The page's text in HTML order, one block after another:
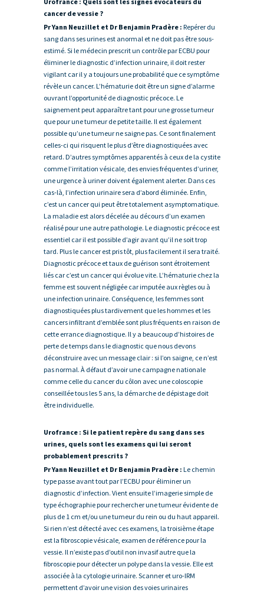
cancer de vessie ?
Pr Yann Neuzillet et Dr Benjamin Pradère : Repérer du
sang dans ses urines est anormal et ne doit pas être sous-
estimé. Si le médecin prescrit un contrôle par ECBU pour
éliminer le diagnostic d’infection urinaire, il doit rester
vigilant car il y a toujours une probabilité que ce symptôme
révèle un cancer. L’hématurie doit être un signe d’alarme
ouvrant l’opportunité de diagnostic précoce. Le
saignement peut apparaître tant pour une grosse tumeur
que pour une tumeur de petite taille. Il est également
possible qu’une tumeur ne saigne pas. Ce sont finalement
celles-ci qui risquent le plus d’être diagnostiquées avec
retard. D’autres symptômes apparentés à ceux de la cystite
comme l’irritation vésicale, des envies fréquentes d’uriner,
une urgence à uriner doivent également alerter. Dans ces
cas-là, l’infection urinaire sera d’abord éliminée. Enfin,
c’est un cancer qui peut être totalement asymptomatique.
La maladie est alors décelée au décours d’un examen
réalisé pour une autre pathologie. Le diagnostic précoce est
essentiel car il est possible d’agir avant qu’il ne soit trop
tard. Plus le cancer est pris tôt, plus facilement il sera traité.
Diagnostic précoce et taux de guérison sont étroitement
liés car c’est un cancer qui évolue vite. L’hématurie chez la
femme est souvent négligée car imputée aux règles ou à
une infection urinaire. Conséquence, les femmes sont
diagnostiquées plus tardivement que les hommes et les
cancers infiltrant d’emblée sont plus fréquents en raison de
cette errance diagnostique. Il y a beaucoup d’histoires de
perte de temps dans le diagnostic que nous devons
déconstruire avec un message clair : si l’on saigne, ce n’est
pas normal. À défaut d’avoir une campagne nationale
comme celle du cancer du côlon avec une coloscopie
conseillée tous les 5 ans, la démarche de dépistage doit
être individuelle.
Urofrance : Si le patient repère du sang dans ses
urines, quels sont les examens qui lui seront
probablement prescrits ?
Pr Yann Neuzillet et Dr Benjamin Pradère : Le chemin
type passe avant tout par l’ECBU pour éliminer un
diagnostic d’infection. Vient ensuite l’imagerie simple de
type échographie pour rechercher une tumeur évidente de
plus de 1 cm et/ou une tumeur du rein ou du haut appareil.
Si rien n’est détecté avec ces examens, la troisième étape
est la fibroscopie vésicale, examen de référence pour la
vessie. Il n’existe pas d’outil non invasif autre que la
fibroscopie pour détecter un polype dans la vessie. Elle est
associée à la cytologie urinaire. Scanner et uro-IRM
permettent d’avoir une vision des voies urinaires